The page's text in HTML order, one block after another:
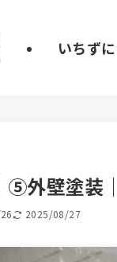
いちず
⑤外壁塗装
2025/08/27